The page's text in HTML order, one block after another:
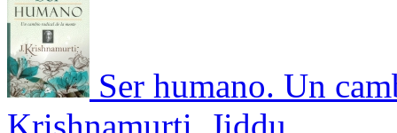
Ser humano. Un
Krishnamurti, Jiddu